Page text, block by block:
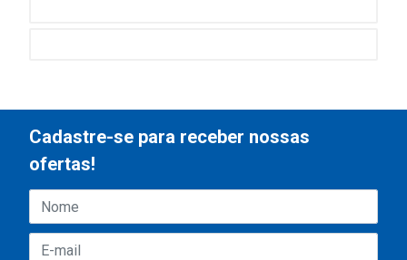
Cadastre-se para receber nossas
ofertas!